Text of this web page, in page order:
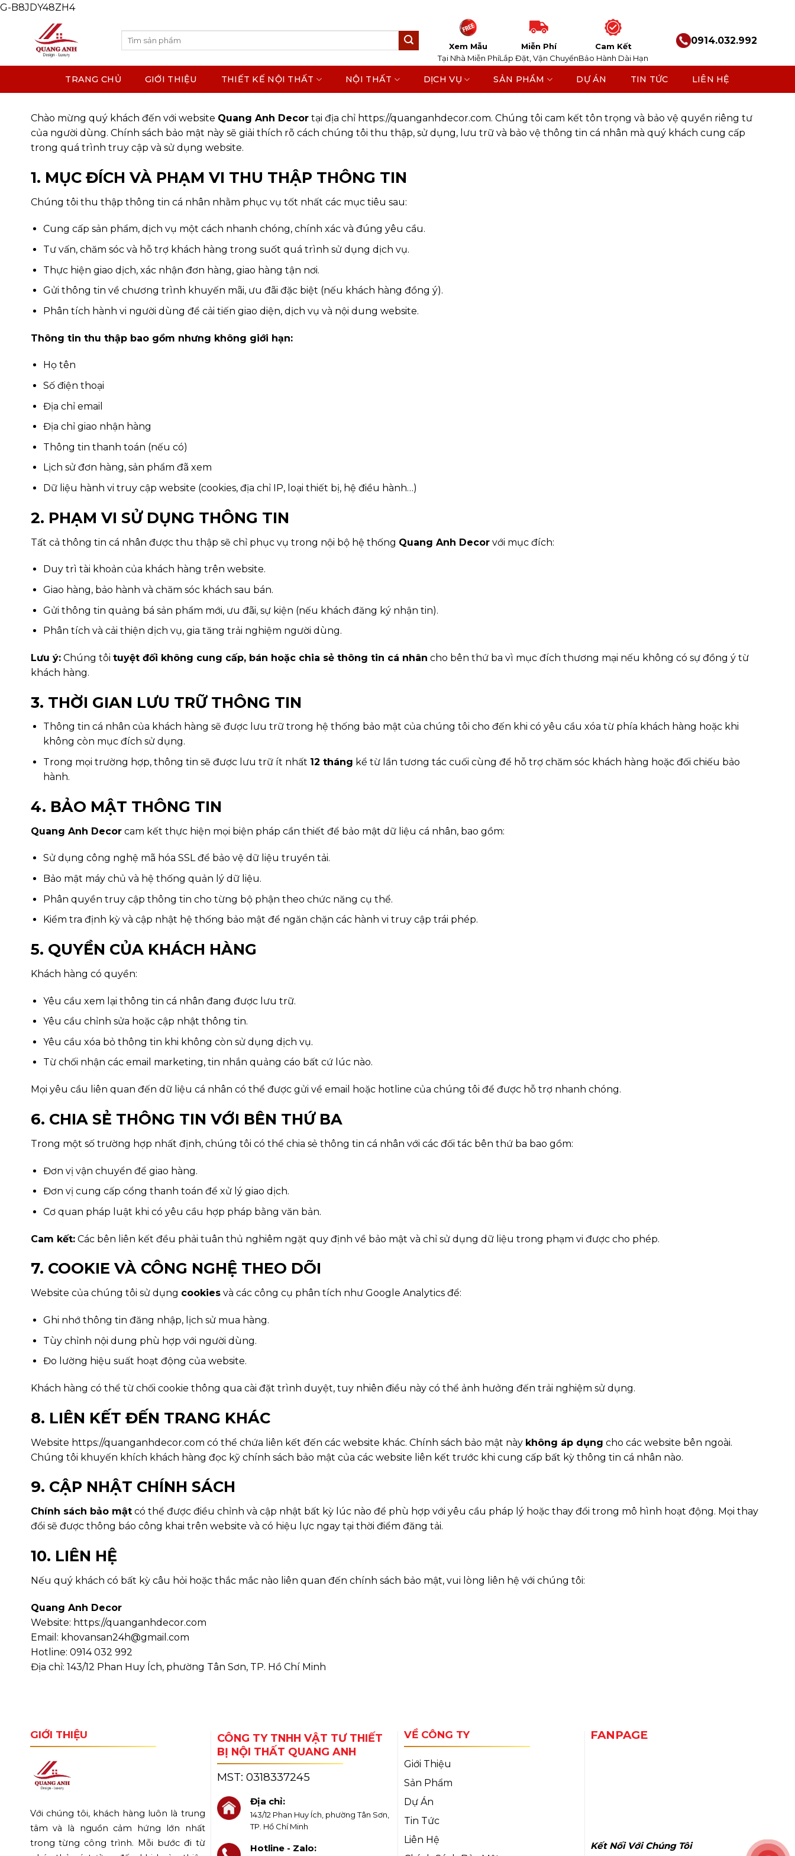
G-B8JDY48ZH4Skip
Search
Xem Mẫu
Tại Nhà Miễn Phí
Miễn Phí
Lắp Đặt, Vận Chuyển
Cam Kết
Bảo Hành Dài Hạn
0914.032.992
TRANG CHỦ GIỚI THIỆU THIẾT KẾ NỘI THẤT NỘI THẤT DỊCH VỤ SẢN PHẨM DỰ ÁN TIN TỨC LIÊN HỆ
Chào mừng quý khách đến với website Quang Anh Decor tại địa chỉ https://quanganhdecor.com. Chúng tôi cam kết tôn trọng và bảo vệ quyền riêng tư
của người dùng. Chính sách bảo mật này sẽ giải thích rõ cách chúng tôi thu thập, sử dụng, lưu trữ và bảo vệ thông tin cá nhân mà quý khách cung cấp
trong quá trình truy cập và sử dụng website.
1. MỤC ĐÍCH VÀ PHẠM VI THU THẬP THÔNG TIN
Chúng tôi thu thập thông tin cá nhân nhằm phục vụ tốt nhất các mục tiêu sau:
Cung cấp sản phẩm, dịch vụ một cách nhanh chóng, chính xác và đúng yêu cầu.
Tư vấn, chăm sóc và hỗ trợ khách hàng trong suốt quá trình sử dụng dịch vụ.
Thực hiện giao dịch, xác nhận đơn hàng, giao hàng tận nơi.
Gửi thông tin về chương trình khuyến mãi, ưu đãi đặc biệt (nếu khách hàng đồng ý).
Phân tích hành vi người dùng để cải tiến giao diện, dịch vụ và nội dung website.
Thông tin thu thập bao gồm nhưng không giới hạn:
Họ tên
Số điện thoại
Địa chỉ email
Địa chỉ giao nhận hàng
Thông tin thanh toán (nếu có)
Lịch sử đơn hàng, sản phẩm đã xem
Dữ liệu hành vi truy cập website (cookies, địa chỉ IP, loại thiết bị, hệ điều hành…)
2. PHẠM VI SỬ DỤNG THÔNG TIN
Tất cả thông tin cá nhân được thu thập sẽ chỉ phục vụ trong nội bộ hệ thống Quang Anh Decor với mục đích:
Duy trì tài khoản của khách hàng trên website.
Giao hàng, bảo hành và chăm sóc khách sau bán.
Gửi thông tin quảng bá sản phẩm mới, ưu đãi, sự kiện (nếu khách đăng ký nhận tin).
Phân tích và cải thiện dịch vụ, gia tăng trải nghiệm người dùng.
Lưu ý: Chúng tôi tuyệt đối không cung cấp, bán hoặc chia sẻ thông tin cá nhân cho bên thứ ba vì mục đích thương mại nếu không có sự đồng ý từ
khách hàng.
3. THỜI GIAN LƯU TRỮ THÔNG TIN
Thông tin cá nhân của khách hàng sẽ được lưu trữ trong hệ thống bảo mật của chúng tôi cho đến khi có yêu cầu xóa từ phía khách hàng hoặc khi
không còn mục đích sử dụng.
Trong mọi trường hợp, thông tin sẽ được lưu trữ ít nhất 12 tháng kể từ lần tương tác cuối cùng để hỗ trợ chăm sóc khách hàng hoặc đối chiếu bảo
hành.
4. BẢO MẬT THÔNG TIN
Quang Anh Decor cam kết thực hiện mọi biện pháp cần thiết để bảo mật dữ liệu cá nhân, bao gồm:
Sử dụng công nghệ mã hóa SSL để bảo vệ dữ liệu truyền tải.
Bảo mật máy chủ và hệ thống quản lý dữ liệu.
Phân quyền truy cập thông tin cho từng bộ phận theo chức năng cụ thể.
Kiểm tra định kỳ và cập nhật hệ thống bảo mật để ngăn chặn các hành vi truy cập trái phép.
5. QUYỀN CỦA KHÁCH HÀNG
Khách hàng có quyền:
Yêu cầu xem lại thông tin cá nhân đang được lưu trữ.
Yêu cầu chỉnh sửa hoặc cập nhật thông tin.
Yêu cầu xóa bỏ thông tin khi không còn sử dụng dịch vụ.
Từ chối nhận các email marketing, tin nhắn quảng cáo bất cứ lúc nào.
Mọi yêu cầu liên quan đến dữ liệu cá nhân có thể được gửi về email hoặc hotline của chúng tôi để được hỗ trợ nhanh chóng.
6. CHIA SẺ THÔNG TIN VỚI BÊN THỨ BA
Trong một số trường hợp nhất định, chúng tôi có thể chia sẻ thông tin cá nhân với các đối tác bên thứ ba bao gồm:
Đơn vị vận chuyển để giao hàng.
Đơn vị cung cấp cổng thanh toán để xử lý giao dịch.
Cơ quan pháp luật khi có yêu cầu hợp pháp bằng văn bản.
Cam kết: Các bên liên kết đều phải tuân thủ nghiêm ngặt quy định về bảo mật và chỉ sử dụng dữ liệu trong phạm vi được cho phép.
7. COOKIE VÀ CÔNG NGHỆ THEO DÕI
Website của chúng tôi sử dụng cookies và các công cụ phân tích như Google Analytics để:
Ghi nhớ thông tin đăng nhập, lịch sử mua hàng.
Tùy chỉnh nội dung phù hợp với người dùng.
Đo lường hiệu suất hoạt động của website.
Khách hàng có thể từ chối cookie thông qua cài đặt trình duyệt, tuy nhiên điều này có thể ảnh hưởng đến trải nghiệm sử dụng.
8. LIÊN KẾT ĐẾN TRANG KHÁC
Website https://quanganhdecor.com có thể chứa liên kết đến các website khác. Chính sách bảo mật này không áp dụng cho các website bên ngoài.
Chúng tôi khuyến khích khách hàng đọc kỹ chính sách bảo mật của các website liên kết trước khi cung cấp bất kỳ thông tin cá nhân nào.
9. CẬP NHẬT CHÍNH SÁCH
Chính sách bảo mật có thể được điều chỉnh và cập nhật bất kỳ lúc nào để phù hợp với yêu cầu pháp lý hoặc thay đổi trong mô hình hoạt động. Mọi thay
đổi sẽ được thông báo công khai trên website và có hiệu lực ngay tại thời điểm đăng tải.
10. LIÊN HỆ
Nếu quý khách có bất kỳ câu hỏi hoặc thắc mắc nào liên quan đến chính sách bảo mật, vui lòng liên hệ với chúng tôi:
Quang Anh Decor
Website: https://quanganhdecor.com
Email: khovansan24h@gmail.com
Hotline: 0914 032 992
Địa chỉ: 143/12 Phan Huy Ích, phường Tân Sơn, TP. Hồ Chí Minh
GIỚI THIỆU
Với chúng tôi, khách hàng luôn là trung
tâm và là nguồn cảm hứng lớn nhất
trong từng công trình. Mỗi bước đi từ
CÔNG TY TNHH VẬT TƯ THIẾT
BỊ NỘI THẤT QUANG ANH
MST:0318337245
Địa chỉ:
143/12 Phan Huy Ích, phường Tân Sơn,
TP. Hồ Chí Minh
Hotline - Zalo:
VỀ CÔNG TY
Giới Thiệu
Sản Phẩm
Dự Án
Tin Tức
Liên Hệ
FANPAGE
Kết Nối Với Chúng Tôi